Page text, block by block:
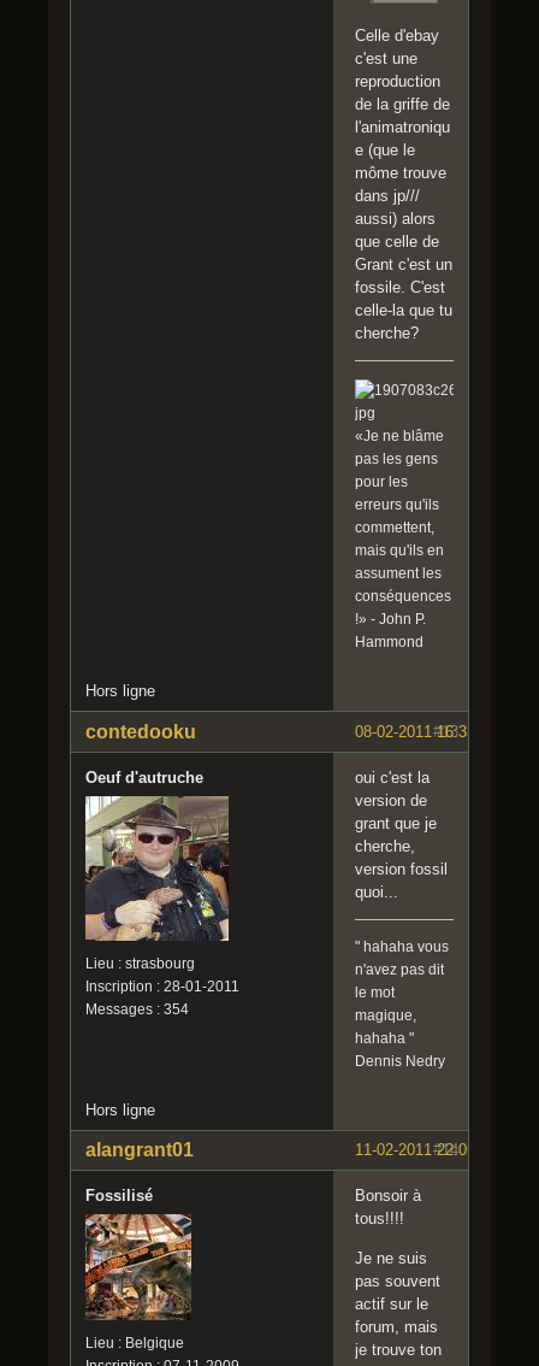
Celle d'ebay
c'est une
reproduction
de la griffe de
l'animatroniqu
e (que le
môme trouve
dans jp///
aussi) alors
que celle de
Grant c'est un
fossile. C'est
celle-la que tu
cherche?
«Je ne blâme
pas les gens
pour les
erreurs qu'ils
commettent,
mais qu'ils en
assument les
conséquences
!» - John P.
Hammond
Hors ligne
#13
08-02-2011 16:33:14
contedooku
Oeuf d'autruche
Lieu : strasbourg
Inscription : 28-01-2011
Messages : 354
oui c'est la
version de
grant que je
cherche,
version fossil
quoi...
" hahaha vous
n'avez pas dit
le mot
magique,
hahaha "
Dennis Nedry
Hors ligne
#14
11-02-2011 22:05:04
alangrant01
Fossilisé
Lieu : Belgique
Bonsoir à
tous!!!!
Je ne suis
pas souvent
actif sur le
forum, mais
je trouve ton